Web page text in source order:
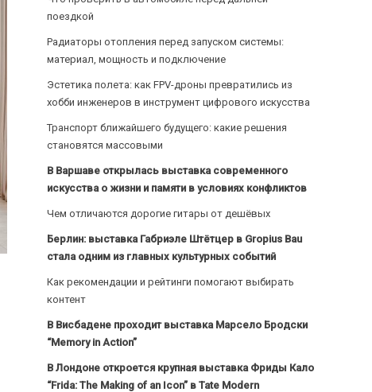
поездкой
Радиаторы отопления перед запуском системы:
материал, мощность и подключение
Эстетика полета: как FPV-дроны превратились из
хобби инженеров в инструмент цифрового искусства
Транспорт ближайшего будущего: какие решения
становятся массовыми
В Варшаве открылась выставка современного
искусства о жизни и памяти в условиях конфликтов
Чем отличаются дорогие гитары от дешёвых
Берлин: выставка Габриэле Штётцер в Gropius Bau
стала одним из главных культурных событий
Как рекомендации и рейтинги помогают выбирать
контент
В Висбадене проходит выставка Марсело Бродски
“Memory in Action”
В Лондоне откроется крупная выставка Фриды Кало
“Frida: The Making of an Icon” в Tate Modern